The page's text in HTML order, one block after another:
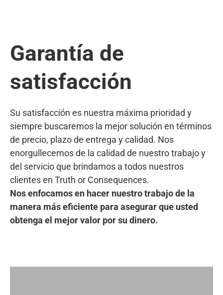
Garantía de
satisfacción
Su satisfacción es nuestra máxima prioridad y
siempre buscaremos la mejor solución en términos
de precio, plazo de entrega y calidad. Nos
enorgullecemos de la calidad de nuestro trabajo y
del servicio que brindamos a todos nuestros
clientes en Truth or Consequences.
Nos enfocamos en hacer nuestro trabajo de la
manera más eficiente para asegurar que usted
obtenga el mejor valor por su dinero.